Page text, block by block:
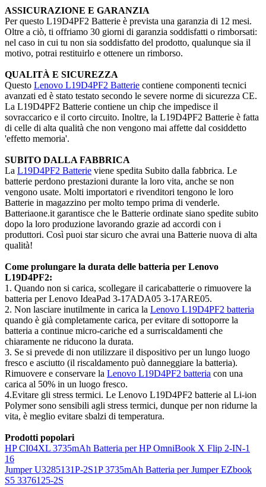
ASSICURAZIONE E GARANZIA
Per questo L19D4PF2 Batterie è prevista una garanzia di 12 mesi.
Oltre a ciò, ti offriamo 30 giorni di garanzia soddisfatti o rimborsati:
nel caso in cui tu non sia soddisfatto del prodotto, qualunque sia il
motivo, potrai restituirlo e ottenere un rimborso.
QUALITÀ E SICUREZZA
Questo Lenovo L19D4PF2 Batterie contiene componenti tecnici
avanzati ed è stato testato secondo le severe norme di sicurezza CE.
La L19D4PF2 Batterie contiene un chip che impedisce il
sovraccarico e il corto circuito. Inoltre, la L19D4PF2 Batterie è fatta
di celle di alta qualità che non vengono mai affette dal cosiddetto
'effetto memoria'.
SUBITO DALLA FABBRICA
La L19D4PF2 Batterie viene spedita Subito dalla fabbrica. Le
batterie perdono prestazioni durante la loro vita, anche se non
vengono usate. Molti importatori e rivenditori tengono le loro
Batterie in magazzino per molto tempo prima di venderle.
Batteriaone.it garantisce che le Batterie ordinate siano spedite subito
dopo la loro produzione lavorando grazie ad accordi con i
produttori. Così puoi star sicuro che avrai una Batterie nuova di alta
qualità!
Come prolungare la durata delle batteria per Lenovo
L19D4PF2:
1. Quando non si carica, scollegare il caricabatterie o rimuovere la
batteria per Lenovo IdeaPad 3-17ADA05 3-17ARE05.
2. Non lasciare inutilmente in carica la Lenovo L19D4PF2 batteria
quando è già completamente carica, per evitare di sottoporre la
batteria a continue micro-cariche ed a surriscaldamenti che
chiaramente ne riducono la durata.
3. Se si prevede di non utilizzare il dispositivo per un lungo luogo
fresco e asciutto (il riscaldamento può danneggiare la batteria).
Rimuovere e conservare la Lenovo L19D4PF2 batteria con una
carica al 50% in un luogo fresco.
4.Evitare gli stress termici. Le Lenovo L19D4PF2 batterie al Li-ion
Polymer sono sensibili agli stress termici, dunque per non ridurne la
vita, è meglio evitare sbalzi di temperatura.
Prodotti popolari
HP CI04XL 3735mAh Batteria per HP OmniBook X Flip 2-IN-1
16
Jumper U3285131P-2S1P 3735mAh Batteria per Jumper EZbook
S5 3376125-2S